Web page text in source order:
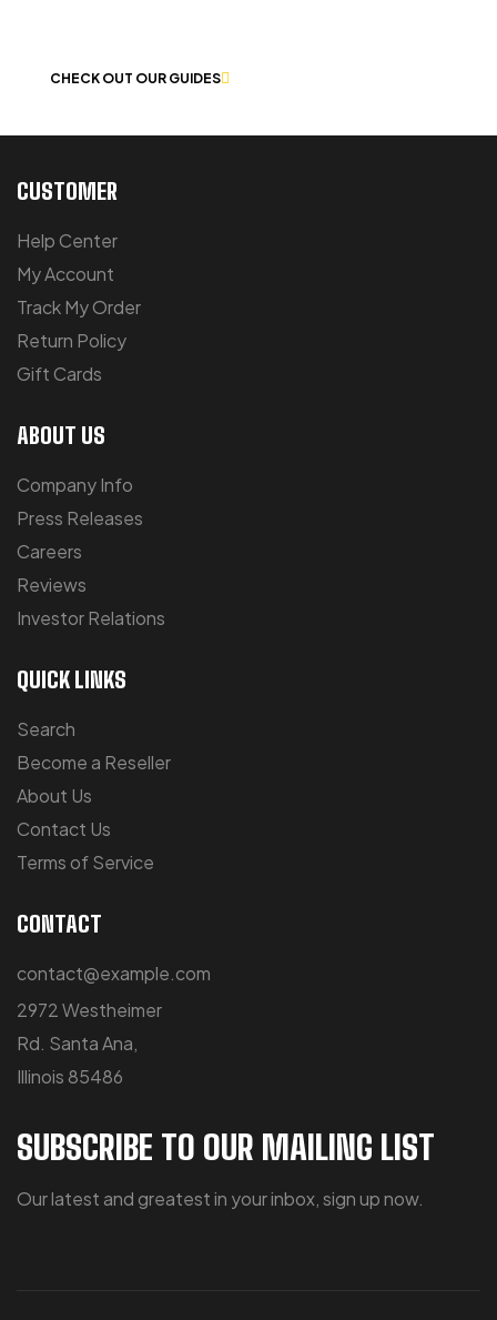
CHECK OUT OUR GUIDES
CUSTOMER
Help Center
My Account
Track My Order
Return Policy
Gift Cards
ABOUT US
Company Info
Press Releases
Careers
Reviews
Investor Relations
QUICK LINKS
Search
Become a Reseller
About Us
Contact Us
Terms of Service
CONTACT
contact@example.com
2972 Westheimer
Rd. Santa Ana,
Illinois 85486
SUBSCRIBE TO OUR MAILING LIST
Our latest and greatest in your inbox, sign up now.